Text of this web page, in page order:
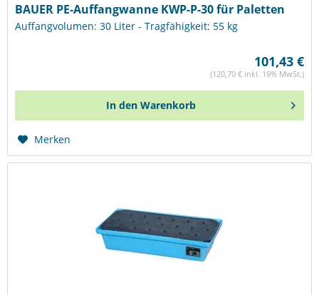
BAUER PE-Auffangwanne KWP-P-30 für Paletten
Auffangvolumen: 30 Liter - Tragfähigkeit: 55 kg
101,43 €
(120,70 € inkl. 19% MwSt.)
In den Warenkorb
Merken